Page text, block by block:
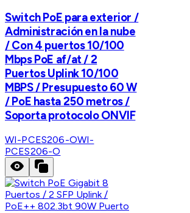
Switch PoE para exterior /
Administración en la nube
/ Con 4 puertos 10/100
Mbps PoE af/at / 2
Puertos Uplink 10/100
MBPS / Presupuesto 60 W
/ PoE hasta 250 metros /
Soporta protocolo ONVIF
WI-PCES206-OWI-
PCES206-O